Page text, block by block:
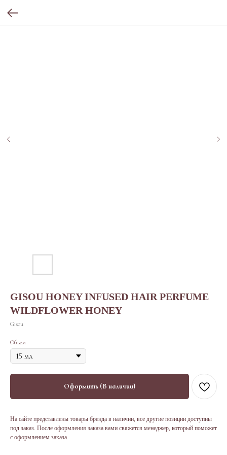
GISOU HONEY INFUSED HAIR PERFUME
WILDFLOWER HONEY
Gisou
Объем
Оформить (В наличии)
На сайте представлены товары бренда в наличии, все другие позиции доступны
под заказ. После оформления заказа вами свяжется менеджер, который поможет
с оформлением заказа.